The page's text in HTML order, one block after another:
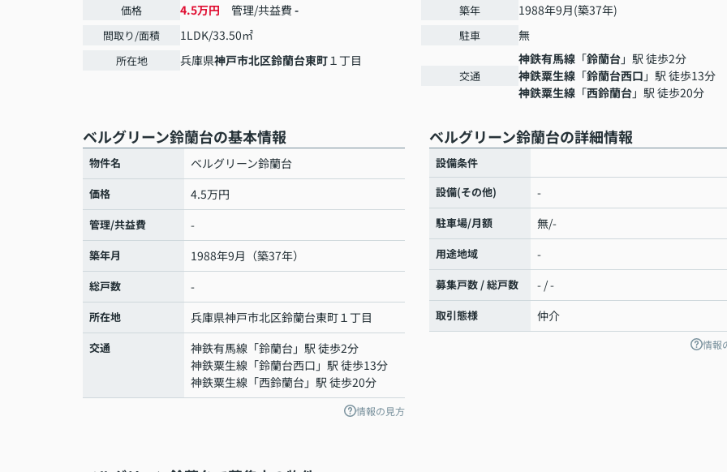
価格 4.5万円 管理/共益費 -
間取り/面積 1LDK/33.50㎡
所在地 兵庫県神戸市北区鈴蘭台東町１丁目
築年 1988年9月(築37年)
駐車 無
交通
神鉄有馬線 「鈴蘭台」駅 徒歩2分
神鉄粟生線 「鈴蘭台西口 」駅 徒歩13分
神鉄粟生線 「西鈴蘭台」駅 徒歩20分
ベルグリーン鈴蘭台の基本情報
物件名 ベルグリーン鈴蘭台
価格 4.5万円
管理/共益費 -
築年月 1988年9月（築37年）
総戸数 -
所在地 兵庫県神戸市北区鈴蘭台東町１丁目
交通 神鉄有馬線 「鈴蘭台」駅 徒歩2分
神鉄粟生線 「鈴蘭台西口 」駅 徒歩13分
神鉄粟生線 「西鈴蘭台」駅 徒歩20分
情報の見方
ベルグリーン鈴蘭台の詳細情報
設備条件
設備(その他)
-
駐車場/月額 無/-
用途地域 -
募集戸数 / 総戸数 - / -
取引態様 仲介
情報